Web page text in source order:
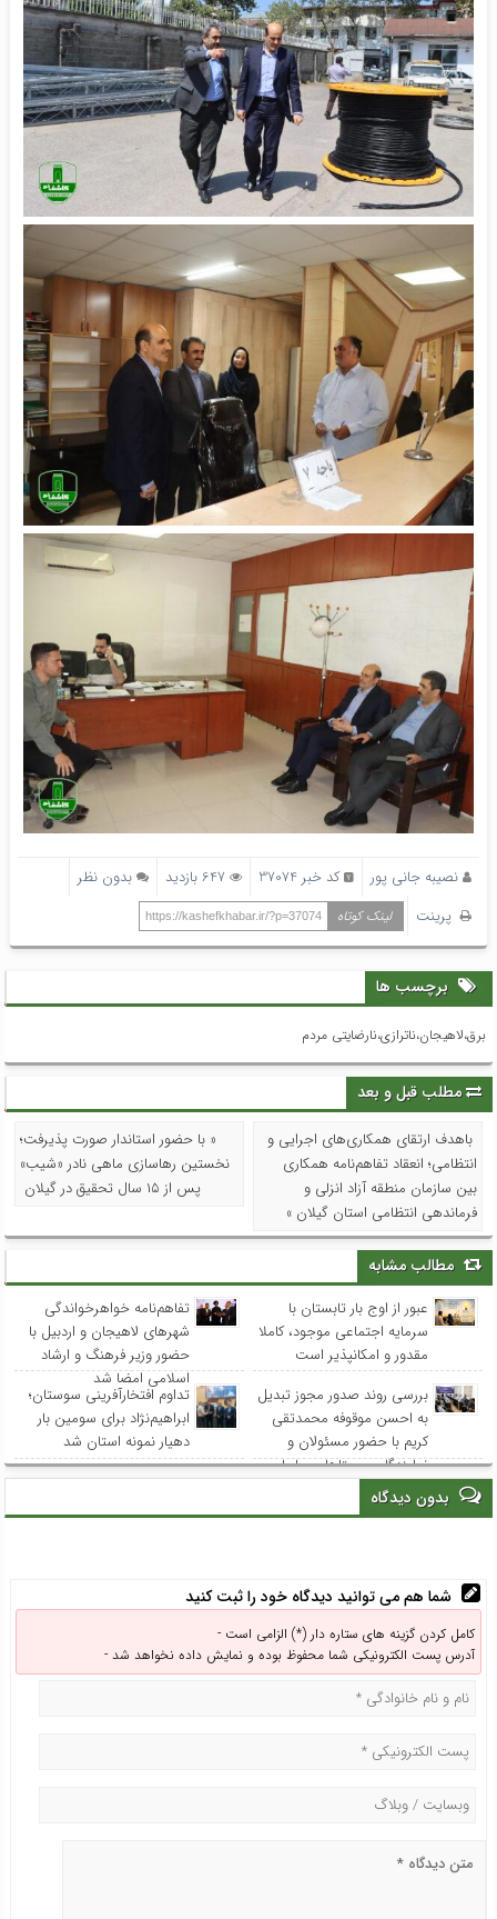
نصیبه جانی پور کد خبر 37074 647 بازدید
بدون نظر
پرینت
لینک کوتاه https://kashefkhabar.ir/?p=37074
برچسب ها
برق،لاهیجان،ناترازی،نارضایتی مردم
مطلب قبل و بعد
باهدف ارتقای همکاری‌های اجرایی و
انتظامی؛ انعقاد تفاهم‌نامه همکاری
بین سازمان منطقه آزاد انزلی و
فرماندهی انتظامی استان گیلان »
« با حضور استاندار صورت پذیرفت؛
نخستین رهاسازی ماهی نادر «شیب»
پس از ۱۵ سال تحقیق در گیلان
مطالب مشابه
عبور از اوج بار تابستان با
سرمایه اجتماعی موجود، کاملا
مقدور و امکانپذیر است
تفاهم‌نامه خواهرخواندگی
شهرهای لاهیجان و اردبیل با
حضور وزیر فرهنگ و ارشاد
اسلامی امضا شد
بررسی روند صدور مجوز تبدیل
به احسن موقوفه محمدتقی
کریم با حضور مسئولان و
نمایندگان روستاهای ساحلی
تداوم افتخارآفرینی سوستان؛
ابراهیم‌نژاد برای سومین بار
دهیار نمونه استان شد
بدون دیدگاه
شما هم می توانید دیدگاه خود را ثبت کنید
کامل کردن گزینه های ستاره دار (*) الزامی است -
آدرس پست الکترونیکی شما محفوظ بوده و نمایش داده نخواهد شد -